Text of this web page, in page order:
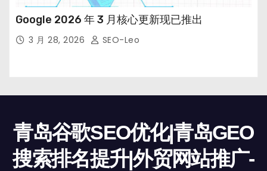
Google 2026 年 3 月核心更新现已推出
3 月 28, 2026 SEO-Leo
青岛谷歌SEO优化|青岛GEO
搜索排名提升|外贸网站推广-